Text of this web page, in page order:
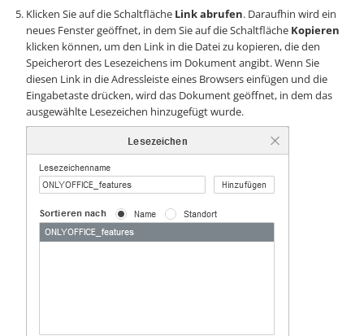
Klicken Sie auf die Schaltfläche Link abrufen. Daraufhin wird ein
neues Fenster geöffnet, in dem Sie auf die Schaltfläche Kopieren
klicken können, um den Link in die Datei zu kopieren, die den
Speicherort des Lesezeichens im Dokument angibt. Wenn Sie
diesen Link in die Adressleiste eines Browsers einfügen und die
Eingabetaste drücken, wird das Dokument geöffnet, in dem das
ausgewählte Lesezeichen hinzugefügt wurde.